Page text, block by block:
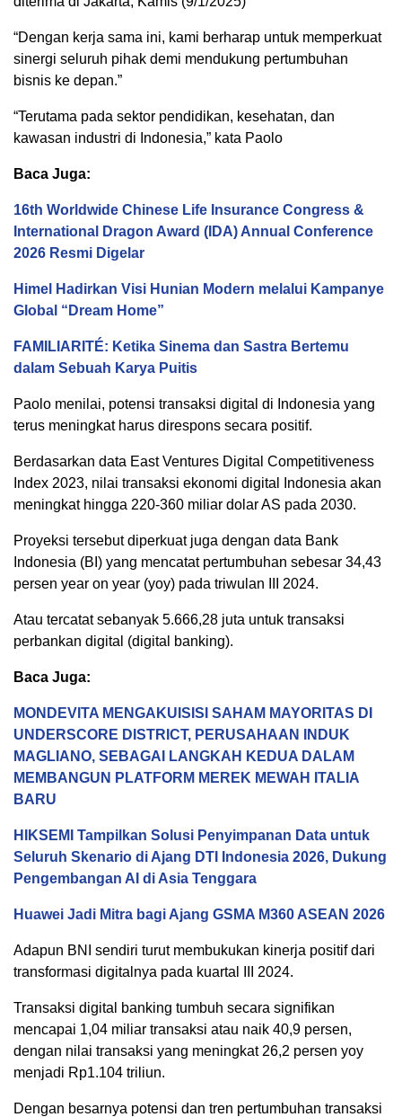
“Dengan kerja sama ini, kami berharap untuk memperkuat
sinergi seluruh pihak demi mendukung pertumbuhan
bisnis ke depan.”
“Terutama pada sektor pendidikan, kesehatan, dan
kawasan industri di Indonesia,” kata Paolo
Baca Juga:
16th Worldwide Chinese Life Insurance Congress &
International Dragon Award (IDA) Annual Conference
2026 Resmi Digelar
Himel Hadirkan Visi Hunian Modern melalui Kampanye
Global “Dream Home”
FAMILIARITÉ: Ketika Sinema dan Sastra Bertemu
dalam Sebuah Karya Puitis
Paolo menilai, potensi transaksi digital di Indonesia yang
terus meningkat harus direspons secara positif.
Berdasarkan data East Ventures Digital Competitiveness
Index 2023, nilai transaksi ekonomi digital Indonesia akan
meningkat hingga 220-360 miliar dolar AS pada 2030.
Proyeksi tersebut diperkuat juga dengan data Bank
Indonesia (BI) yang mencatat pertumbuhan sebesar 34,43
persen year on year (yoy) pada triwulan III 2024.
Atau tercatat sebanyak 5.666,28 juta untuk transaksi
perbankan digital (digital banking).
Baca Juga:
MONDEVITA MENGAKUISISI SAHAM MAYORITAS DI
UNDERSCORE DISTRICT, PERUSAHAAN INDUK
MAGLIANO, SEBAGAI LANGKAH KEDUA DALAM
MEMBANGUN PLATFORM MEREK MEWAH ITALIA
BARU
HIKSEMI Tampilkan Solusi Penyimpanan Data untuk
Seluruh Skenario di Ajang DTI Indonesia 2026, Dukung
Pengembangan AI di Asia Tenggara
Huawei Jadi Mitra bagi Ajang GSMA M360 ASEAN 2026
Adapun BNI sendiri turut membukukan kinerja positif dari
transformasi digitalnya pada kuartal III 2024.
Transaksi digital banking tumbuh secara signifikan
mencapai 1,04 miliar transaksi atau naik 40,9 persen,
dengan nilai transaksi yang meningkat 26,2 persen yoy
menjadi Rp1.104 triliun.
Dengan besarnya potensi dan tren pertumbuhan transaksi